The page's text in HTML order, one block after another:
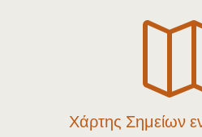
Χάρτης Σημείων